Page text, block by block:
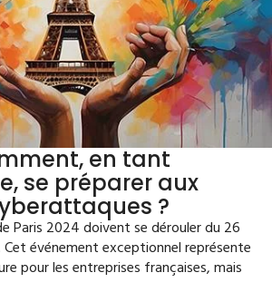
en tant
se préparer aux
?
Paris 2024 doivent se dérouler du 26
Cet événement exceptionnel représente
pour les entreprises françaises, mais